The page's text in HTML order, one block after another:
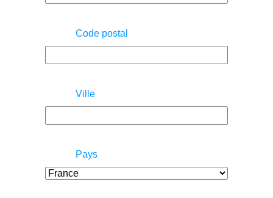
Code postal
Ville
Pays